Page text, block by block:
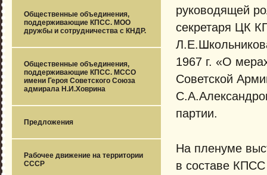
Общественные объединения,
поддерживающие КПСС. МОО
дружбы и сотрудничества с КНДР.
Общественные объединения,
поддерживающие КПСС. МССО
имени Героя Советского Союза
адмирала Н.И.Ховрина
Предложения
Рабочее движение на территории
СССР
руководящей
секретаря ЦК
1967 г. «О
Советской
партии.
На пленуме
в составе